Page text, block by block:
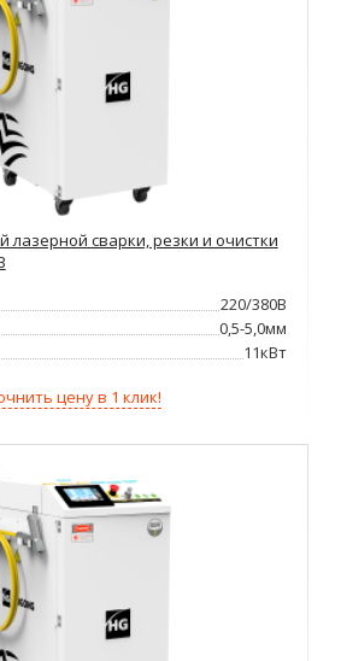
лазерной сварки, резки и очистки
220/380В
0,5-5,0мм
11кВт
цену в 1 клик!